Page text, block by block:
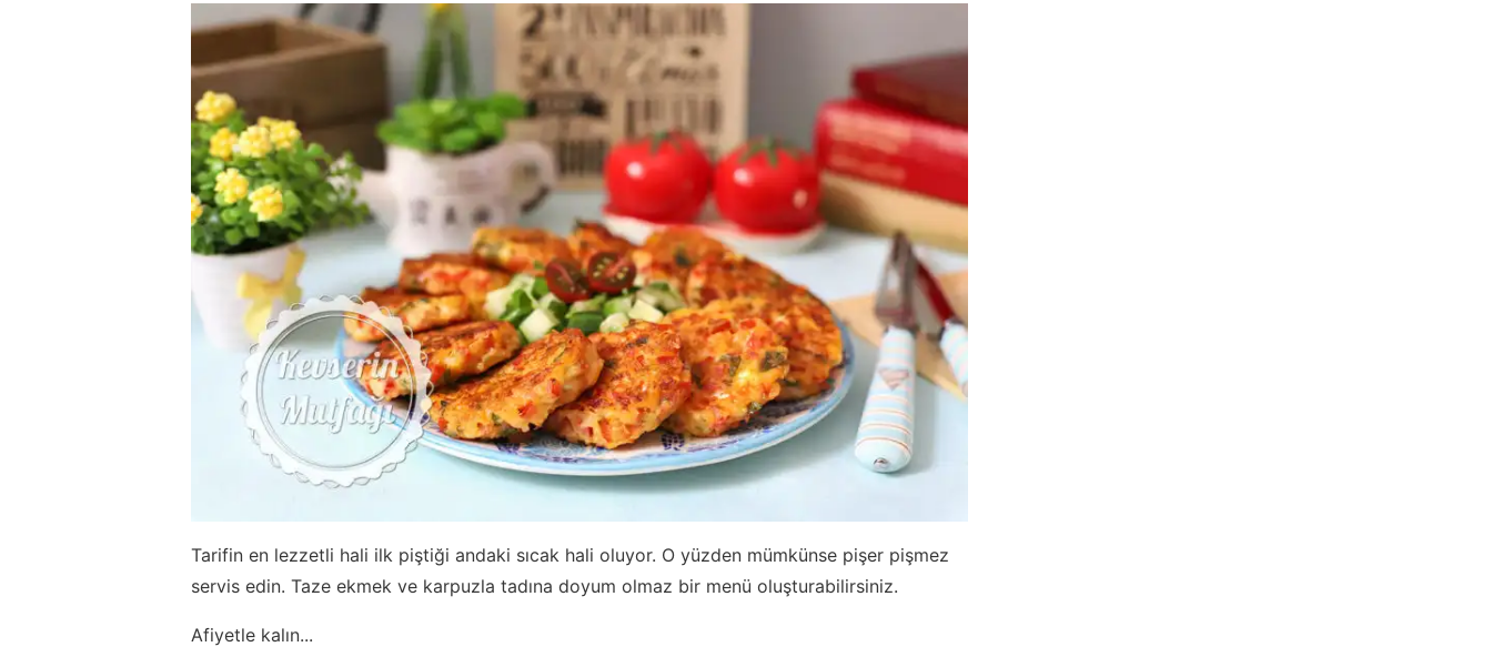
Tarifin en lezzetli hali ilk piştiği andaki sıcak hali oluyor. O yüzden mümkünse pişer pişmez
servis edin. Taze ekmek ve karpuzla tadına doyum olmaz bir menü oluşturabilirsiniz.
Afiyetle kalın...